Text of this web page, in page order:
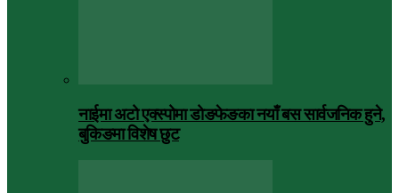
नाईमा अटो एक्स्पोमा डोङफेङका नयाँ बस सार्वजनिक हुने,
बुकिङमा विशेष छुट